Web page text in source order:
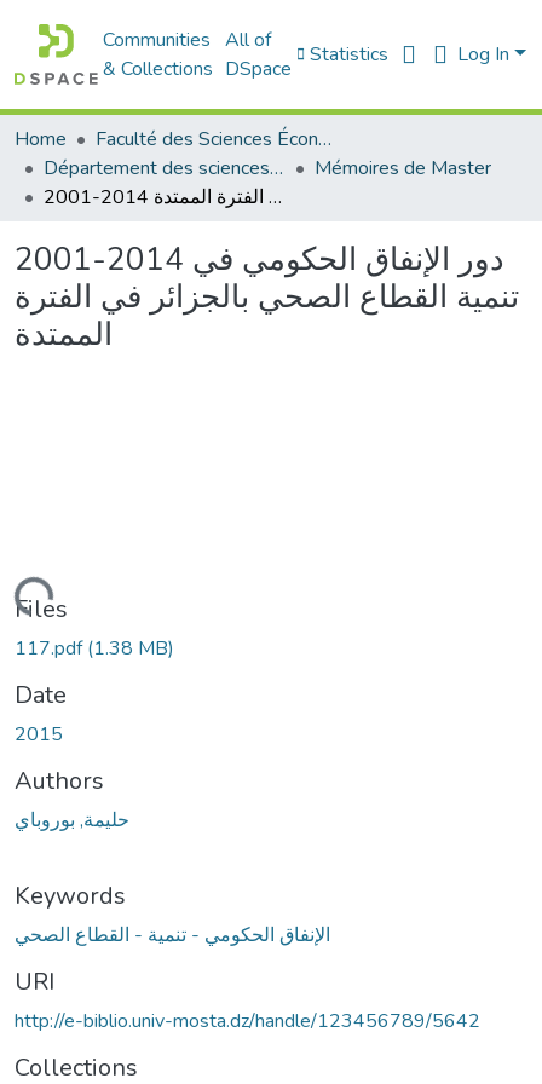
Communities
& Collections
All of
DSpace
Statistics Log In
Home
Faculté des Sciences Économiques Commerciales et des Sciences de Gestion
Département des sciences de gestion
Mémoires de Master
2001-2014 دور الإنفاق الحكومي في تنمية القطاع الصحي بالجزائر في الفترة الممتدة
2001-2014 دور الإنفاق الحكومي في
تنمية القطاع الصحي بالجزائر في الفترة
الممتدة
Loading...
Files
117.pdf(1.38 MB)
Date
2015
Authors
حليمة, بوروباي
Keywords
الإنفاق الحكومي - تنمية - القطاع الصحي
URI
http://e-biblio.univ-mosta.dz/handle/123456789/5642
Collections